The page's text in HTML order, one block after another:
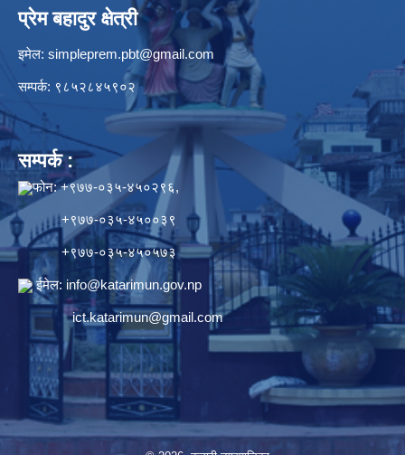
प्रेम बहादुर क्षेत्री
इमेल: simpleprem.pbt@gmail.com
सम्पर्क: ९८५२८४५९०२
सम्पर्क :
फोन: +९७७-०३५-४५०२९६,
+९७७-०३५-४५००३९
+९७७-०३५-४५०५७३
ईमेल: info@katarimun.gov.np
ict.katarimun@gmail.com